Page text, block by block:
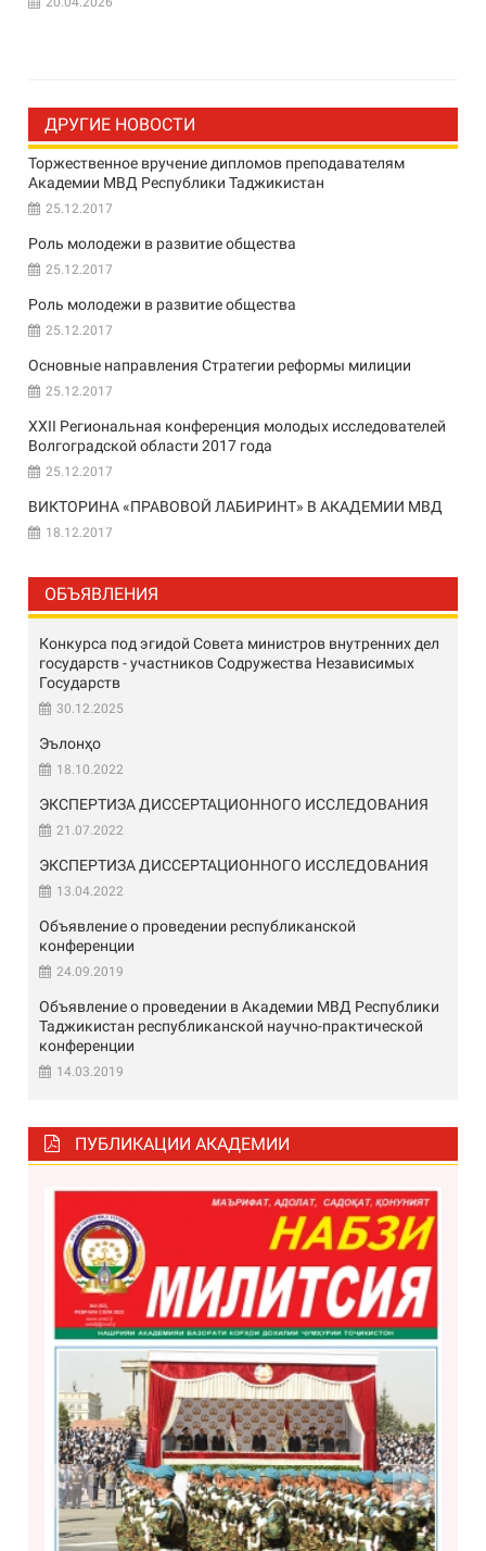
ДРУГИЕ НОВОСТИ
Торжественное вручение дипломов преподавателям
Академии МВД Республики Таджикистан
25.12.2017
Роль молодежи в развитие общества
25.12.2017
Роль молодежи в развитие общества
25.12.2017
Основные направления Стратегии реформы милиции
25.12.2017
XXII Региональная конференция молодых исследователей
Волгоградской области 2017 года
25.12.2017
ВИКТОРИНА «ПРАВОВОЙ ЛАБИРИНТ» В АКАДЕМИИ МВД
18.12.2017
ОБЪЯВЛЕНИЯ
Конкурса под эгидой Совета министров внутренних дел
государств - участников Содружества Независимых
Государств
30.12.2025
Эълонҳо
18.10.2022
ЭКСПЕРТИЗА ДИССЕРТАЦИОННОГО ИССЛЕДОВАНИЯ
21.07.2022
ЭКСПЕРТИЗА ДИССЕРТАЦИОННОГО ИССЛЕДОВАНИЯ
13.04.2022
Объявление о проведении республиканской
конференции
24.09.2019
Объявление о проведении в Академии МВД Республики
Таджикистан республиканской научно-практической
конференции
14.03.2019
ПУБЛИКАЦИИ АКАДЕМИИ
Previous Next